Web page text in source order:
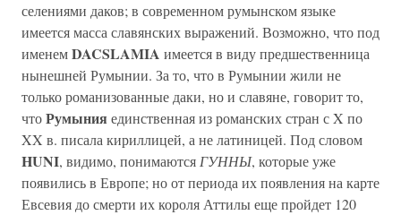
селениями даков; в современном румынском языке
имеется масса славянских выражений. Возможно, что под
именемDACSLAMIA имеется в виду предшественница
нынешней Румынии. За то, что в Румынии жили не
только романизованные даки, но и славяне, говорит то,
чтоРумыния единственная из романских стран с X по
XX в. писала кириллицей, а не латиницей. Под словом
HUNI, видимо, понимаютсяГУННЫ, которые уже
появились в Европе; но от периода их появления на карте
Евсевия до смерти их короля Аттилы еще пройдет 120